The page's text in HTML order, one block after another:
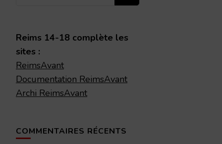
Reims 14-18 complète les
sites :
ReimsAvant
Documentation ReimsAvant
Archi ReimsAvant
COMMENTAIRES RÉCENTS